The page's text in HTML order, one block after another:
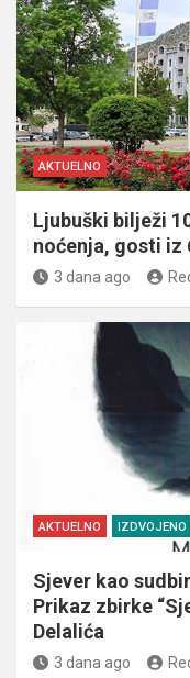
AKTUELNO
Ljubuški bilježi
noćenja, gosti iz
3 dana ago
AKTUELNO IZDVOJENO
Sjever kao
Prikaz zbirke
Delalića
3 dana ago